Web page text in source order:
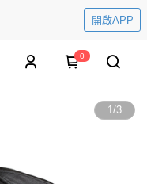
開啟APP
0
1/3